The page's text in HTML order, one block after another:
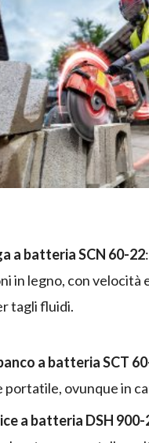
a batteria SCN 60-22
in legno, con velocità
tagli fluidi.
a batteria SCT
portatile, ovunque in
a batteria DSH 900-